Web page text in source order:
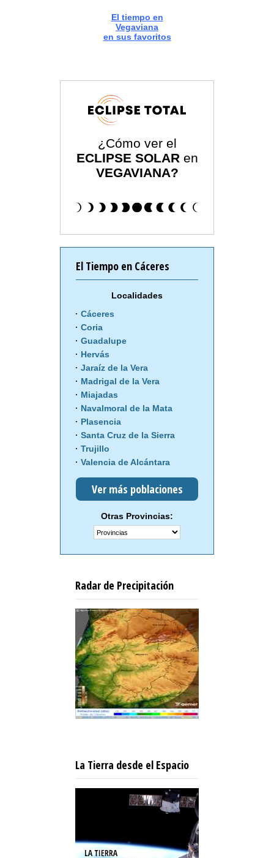
El tiempo en
Vegaviana
en sus favoritos
¿Cómo ver el
ECLIPSE SOLAR en
VEGAVIANA?
El Tiempo en Cáceres
Localidades
Cáceres
Coria
Guadalupe
Hervás
Jaraíz de la Vera
Madrigal de la Vera
Miajadas
Navalmoral de la Mata
Plasencia
Santa Cruz de la Sierra
Trujillo
Valencia de Alcántara
Ver más poblaciones
Otras Provincias:
Radar de Precipitación
La Tierra desde el Espacio